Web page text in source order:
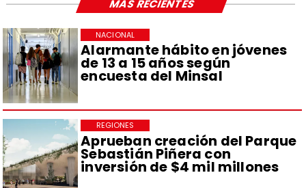
Alarmante hábito en jóvenes
de 13 a 15 años según
encuesta del Minsal
NACIONAL
Aprueban creación del Parque
Sebastián Piñera con
inversión de $4 mil millones
REGIONES
MÁS RECIENTES